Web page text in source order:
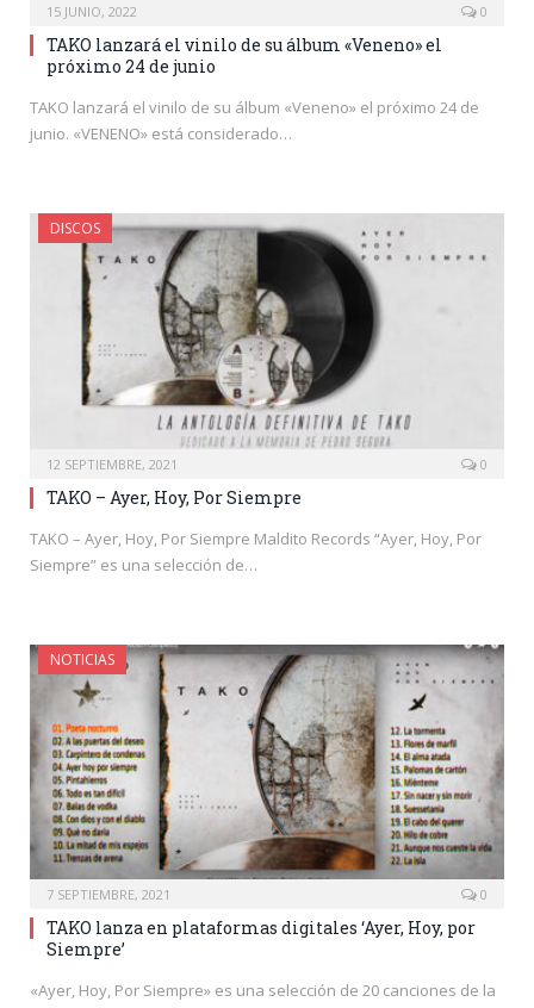
15 JUNIO, 2022 0
TAKO lanzará el vinilo de su álbum «Veneno» el
próximo 24 de junio
TAKO lanzará el vinilo de su álbum «Veneno» el próximo 24 de
junio. «VENENO» está considerado…
DISCOS
12 SEPTIEMBRE, 2021 0
TAKO – Ayer, Hoy, Por Siempre
TAKO – Ayer, Hoy, Por Siempre Maldito Records “Ayer, Hoy, Por
Siempre” es una selección de…
NOTICIAS
7 SEPTIEMBRE, 2021 0
TAKO lanza en plataformas digitales ‘Ayer, Hoy, por
Siempre’
«Ayer, Hoy, Por Siempre» es una selección de 20 canciones de la